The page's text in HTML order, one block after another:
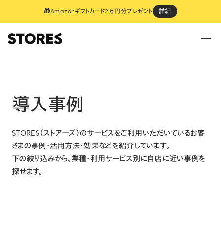
🎁Amazonギフトカード2万円分プレゼント 詳細
導入事例
STORES（ストアーズ）のサービスをご利用いただいているお客
さまの事例・活用方法・効果などを紹介しています。
下の絞り込みから、業種・利用サービス別に自店に近い事例を
探せます。